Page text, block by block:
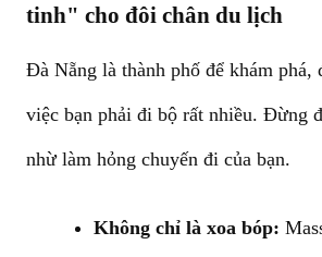
tinh" cho đôi chân du lịch
Đà Nẵng là thành phố để khám phá,
việc bạn phải đi bộ rất nhiều. Đừng
nhừ làm hỏng chuyến đi của bạn.
Không chỉ là xoa bóp: